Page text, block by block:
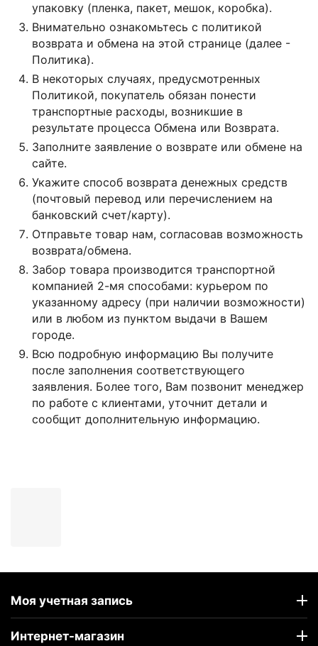
упаковку (пленка, пакет, мешок, коробка).
Внимательно ознакомьтесь с политикой
возврата и обмена на этой странице (далее -
Политика).
В некоторых случаях, предусмотренных
Политикой, покупатель обязан понести
транспортные расходы, возникшие в
результате процесса Обмена или Возврата.
Заполните заявление о возврате или обмене на
сайте.
Укажите способ возврата денежных средств
(почтовый перевод или перечислением на
банковский счет/карту).
Отправьте товар нам, согласовав возможность
возврата/обмена.
Забор товара производится транспортной
компанией 2-мя способами: курьером по
указанному адресу (при наличии возможности)
или в любом из пунктом выдачи в Вашем
городе.
Всю подробную информацию Вы получите
после заполнения соответствующего
заявления. Более того, Вам позвонит менеджер
по работе с клиентами, уточнит детали и
сообщит дополнительную информацию.
Моя учетная запись
Интернет-магазин